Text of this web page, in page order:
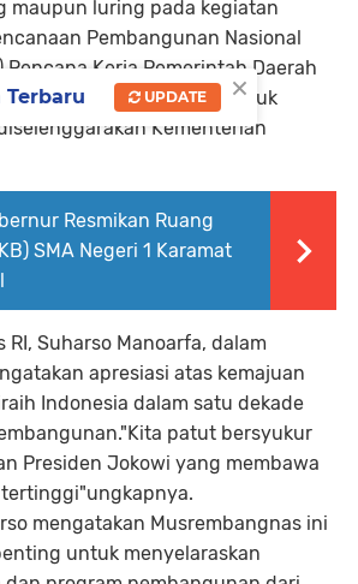
maupun luring pada kegiatan
Pembangunan Nasional
Rencana Kerja Pemerintah Daerah
Proyeksi Penduduk
Kementerian
Resmikan Ruang
SMA Negeri 1 Karamat
RI, Suharso Manoarfa, dalam
apresiasi atas kemajuan
Indonesia dalam satu dekade
patut bersyukur
Presiden Jokowi yang membawa
tertinggi"ungkapnya.
mengatakan Musrembangnas ini
untuk menyelaraskan
×
Terbaru UPDATE